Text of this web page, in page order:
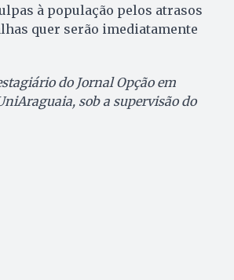
à população pelos atrasos
quer serão imediatamente
do Jornal Opção em
sob a supervisão do